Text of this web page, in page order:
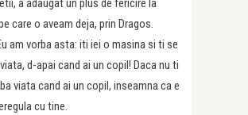
a adaugat un plus de fericire la
care o aveam deja, prin Dragos.
am vorba asta: iti iei o masina si ti se
d-apai cand ai un copil! Daca nu ti
viata cand ai un copil, inseamna ca e
cu tine.